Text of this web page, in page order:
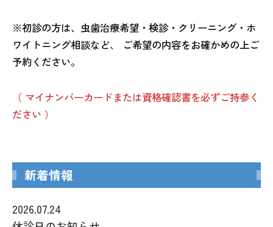
※初診の方は、虫歯治療希望・検診・クリーニング・ホ
ワイトニング相談など、 ご希望の内容をお確かめの上ご
予約ください。
（ マイナンバーカードまたは資格確認書を必ずご持参く
ださい ）
新着情報
2026.07.24